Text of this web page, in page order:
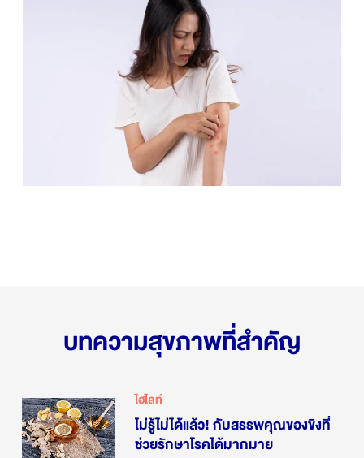
บทความสุขภาพที่สำคัญ
ไฮไลท์
ไม่รู้ไม่ได้แล้ว! กับสรรพคุณของขิงที่
ช่วยรักษาโรคได้มากมาย